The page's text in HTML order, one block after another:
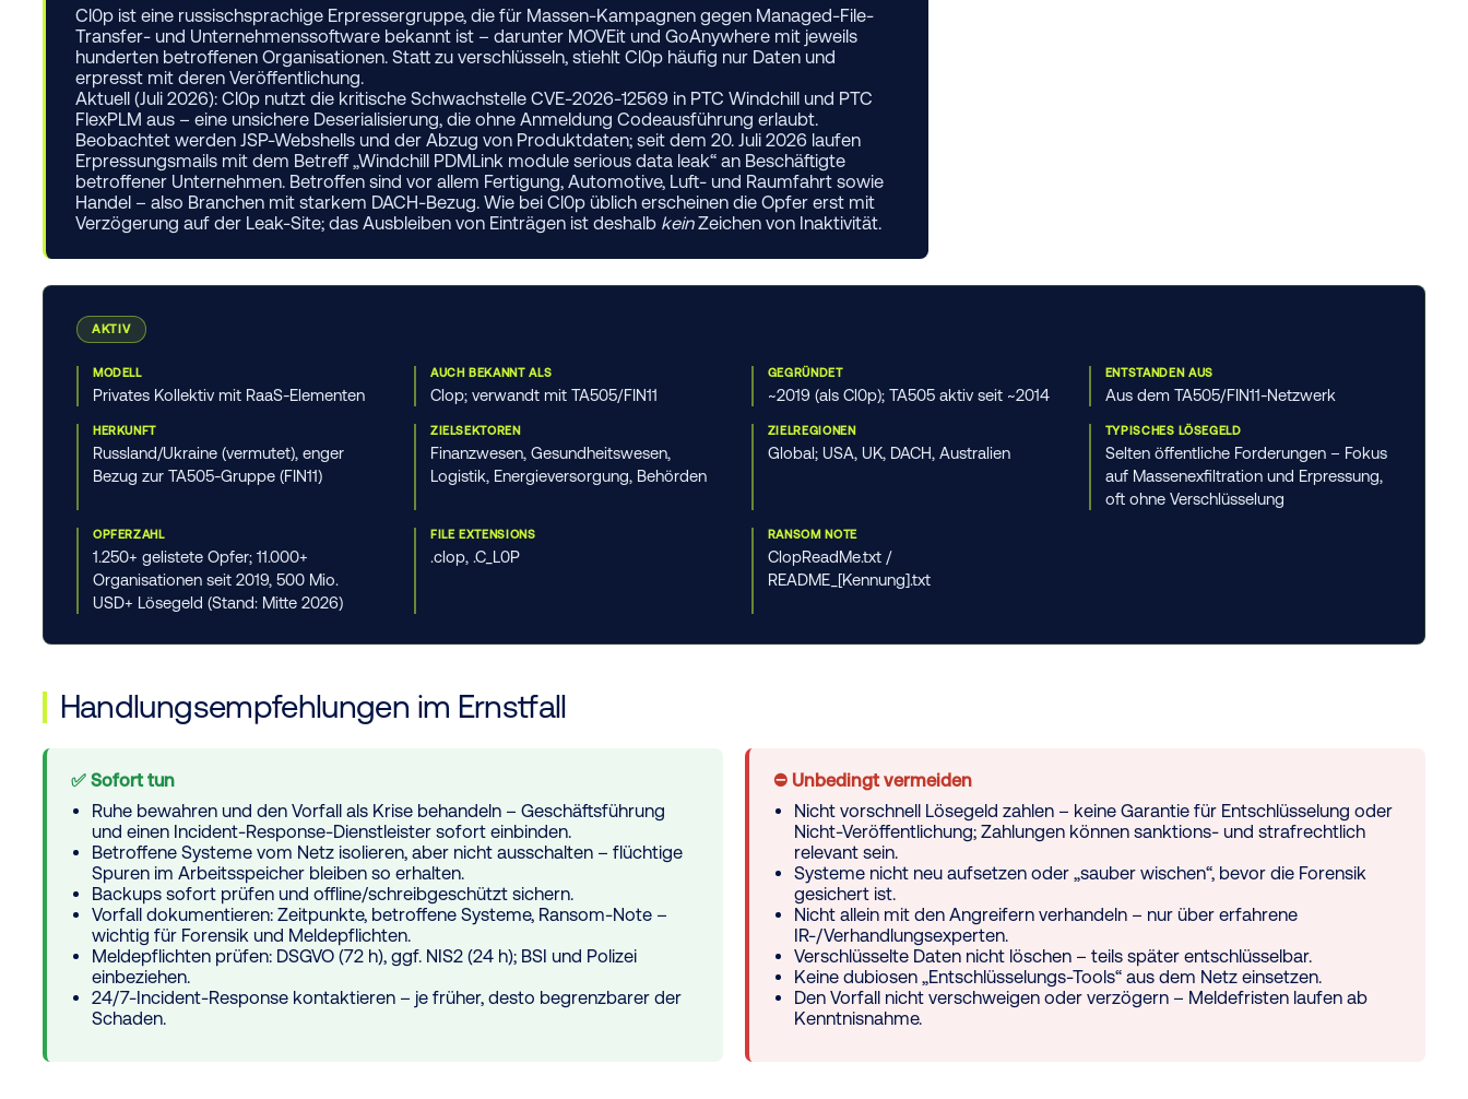
Cl0p ist eine russischsprachige Erpressergruppe, die für Massen-Kampagnen gegen Managed-File-
Transfer- und Unternehmenssoftware bekannt ist – darunter MOVEit und GoAnywhere mit jeweils
hunderten betroffenen Organisationen. Statt zu verschlüsseln, stiehlt Cl0p häufig nur Daten und
erpresst mit deren Veröffentlichung.
Aktuell (Juli 2026): Cl0p nutzt die kritische SchwachstelleCVE-2026-12569 in PTC Windchill und PTC
FlexPLM aus – eine unsichere Deserialisierung, die ohne Anmeldung Codeausführung erlaubt.
Beobachtet werden JSP-Webshells und der Abzug von Produktdaten; seit dem 20. Juli 2026 laufen
Erpressungsmails mit dem Betreff „Windchill PDMLink module serious data leak“ an Beschäftigte
betroffener Unternehmen. Betroffen sind vor allem Fertigung, Automotive, Luft- und Raumfahrt sowie
Handel – also Branchen mit starkem DACH-Bezug. Wie bei Cl0p üblich erscheinen die Opfer erst mit
Verzögerung auf der Leak-Site; das Ausbleiben von Einträgen ist deshalb keinZeichen von Inaktivität.
AKTIV
MODELL
Privates Kollektiv mit RaaS-Elementen
AUCH BEKANNT ALS
Clop; verwandt mit TA505/FIN11
GEGRÜNDET
~2019 (als Cl0p); TA505 aktiv seit ~2014
ENTSTANDEN AUS
Aus dem TA505/FIN11-Netzwerk
HERKUNFT
Russland/Ukraine (vermutet), enger
Bezug zur TA505-Gruppe (FIN11)
ZIELSEKTOREN
Finanzwesen, Gesundheitswesen,
Logistik, Energieversorgung, Behörden
ZIELREGIONEN
Global; USA, UK, DACH, Australien
TYPISCHES LÖSEGELD
Selten öffentliche Forderungen – Fokus
auf Massenexfiltration und Erpressung,
oft ohne Verschlüsselung
OPFERZAHL
1.250+ gelistete Opfer; 11.000+
Organisationen seit 2019, 500 Mio.
USD+ Lösegeld (Stand: Mitte 2026)
FILE EXTENSIONS
.clop, .C_L0P
RANSOM NOTE
ClopReadMe.txt /
README_[Kennung].txt
Handlungsempfehlungen im Ernstfall
✅ Sofort tun
Ruhe bewahren und den Vorfall als Krise behandeln – Geschäftsführung
und einen Incident-Response-Dienstleister sofort einbinden.
Betroffene Systeme vom Netz isolieren, aber nicht ausschalten – flüchtige
Spuren im Arbeitsspeicher bleiben so erhalten.
Backups sofort prüfen und offline/schreibgeschützt sichern.
Vorfall dokumentieren: Zeitpunkte, betroffene Systeme, Ransom-Note –
wichtig für Forensik und Meldepflichten.
Meldepflichten prüfen: DSGVO (72 h), ggf. NIS2 (24 h); BSI und Polizei
einbeziehen.
24/7-Incident-Response kontaktieren – je früher, desto begrenzbarer der
Schaden.
⛔ Unbedingt vermeiden
Nicht vorschnell Lösegeld zahlen – keine Garantie für Entschlüsselung oder
Nicht-Veröffentlichung; Zahlungen können sanktions- und strafrechtlich
relevant sein.
Systeme nicht neu aufsetzen oder „sauber wischen“, bevor die Forensik
gesichert ist.
Nicht allein mit den Angreifern verhandeln – nur über erfahrene
IR-/Verhandlungsexperten.
Verschlüsselte Daten nicht löschen – teils später entschlüsselbar.
Keine dubiosen „Entschlüsselungs-Tools“ aus dem Netz einsetzen.
Den Vorfall nicht verschweigen oder verzögern – Meldefristen laufen ab
Kenntnisnahme.